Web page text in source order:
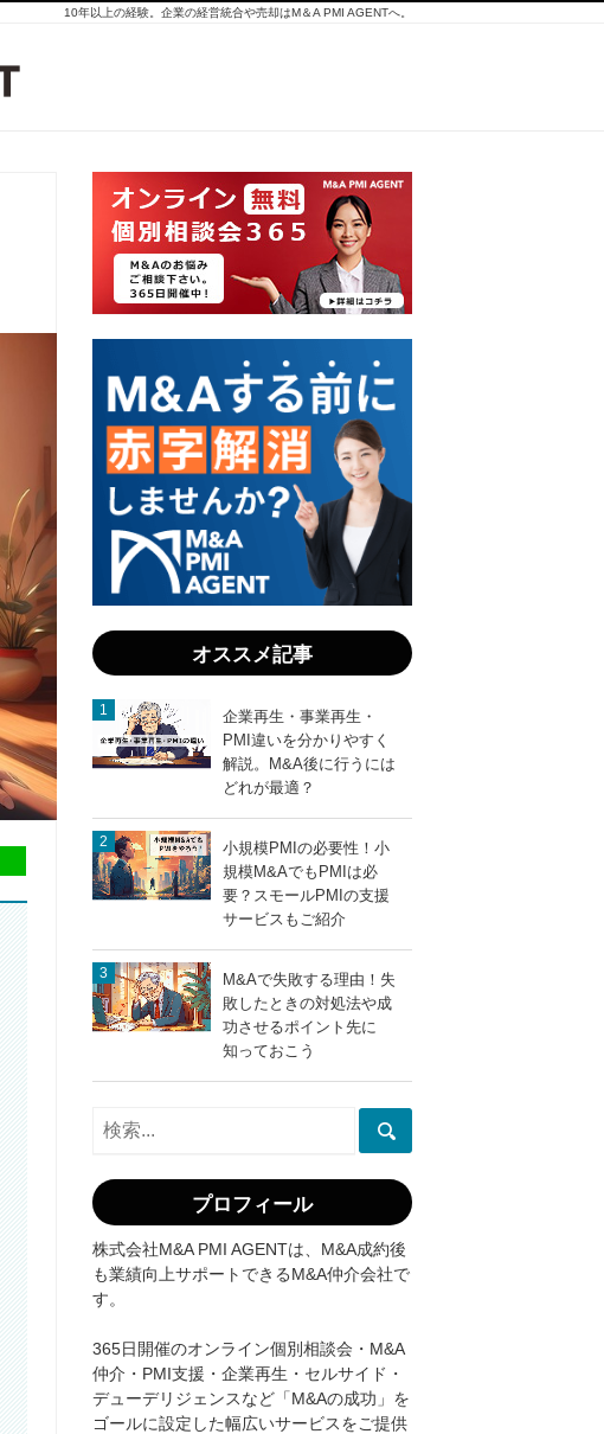
10年以上の経験。企業の経営統合や売却はM＆A PMI AGENTへ。
マシ
ンピ
ラテ
ィス
スタ
ジオ
の
員を
に引
き継
法
entry917LINEで送る
オススメ記事
企業再生・事業再生・
PMI違いを分かりやすく
解説。M&A後に行うには
どれが最適？
小規模PMIの必要性！小
規模M&AでもPMIは必
要？スモールPMIの支援
サービスもご紹介
M&Aで失敗する理由！失
敗したときの対処法や成
功させるポイント先に
知っておこう
プロフィール
株式会社M&A PMI AGENTは、M&A成約後
も業績向上サポートできるM&A仲介会社で
す。
365日開催のオンライン個別相談会・M&A
仲介・PMI支援・企業再生・セルサイド・
デューデリジェンスなど「M&Aの成功」を
ゴールに設定した幅広いサービスをご提供